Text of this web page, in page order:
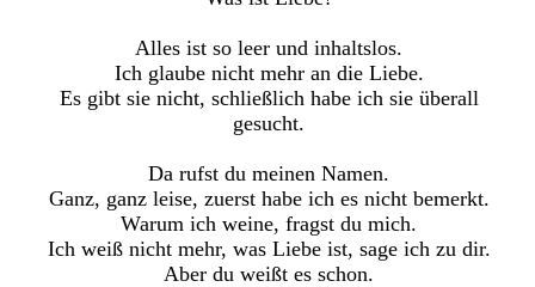
Alles ist so leer und inhaltslos.
Ich glaube nicht mehr an die Liebe.
Es gibt sie nicht, schließlich habe ich sie überall
gesucht.
Da rufst du meinen Namen.
Ganz, ganz leise, zuerst habe ich es nicht bemerkt.
Warum ich weine, fragst du mich.
Ich weiß nicht mehr, was Liebe ist, sage ich zu dir.
Aber du weißt es schon.